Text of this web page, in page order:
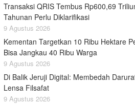
Transaksi QRIS Tembus Rp600,69
Tahunan Perlu Diklarifikasi
9 Agustus 2026
Kementan Targetkan 10 Ribu Hektare
Bisa Jangkau 40 Ribu Warga
9 Agustus 2026
Di Balik Jeruji Digital: Membedah
Lensa Filsafat
9 Agustus 2026